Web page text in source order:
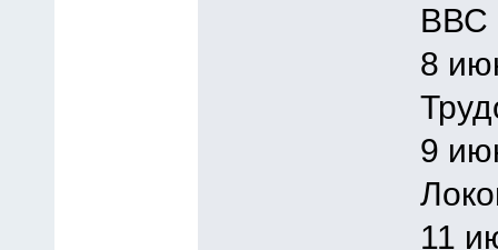
ВВС
8
9
11